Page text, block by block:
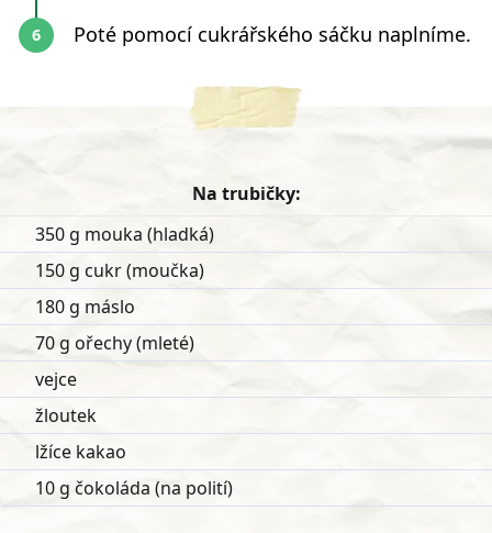
Poté pomocí cukrářského sáčku naplníme.
Na trubičky:
350 g mouka (hladká)
150 g cukr (moučka)
180 g máslo
70 g ořechy (mleté)
vejce
žloutek
lžíce kakao
10 g čokoláda (na polití)